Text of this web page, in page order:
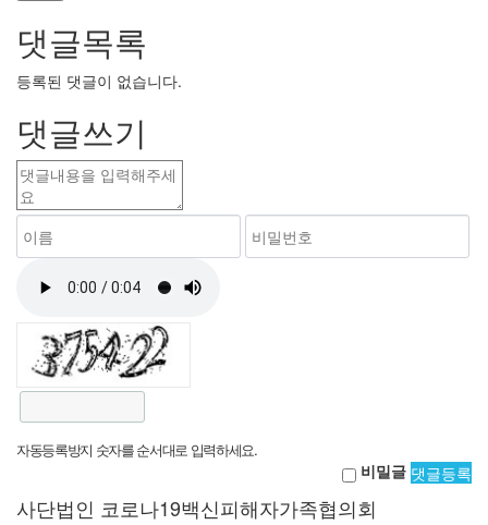
댓글목록
등록된 댓글이 없습니다.
댓글쓰기
자동등록방지 숫자를 순서대로 입력하세요.
비밀글 댓글등록
사단법인 코로나19백신피해자가족협의회